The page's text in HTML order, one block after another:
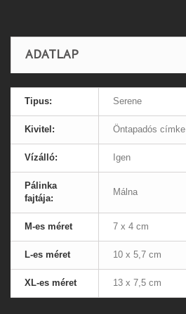
ADATLAP
Tipus: Serene
Kivitel: Öntapadós címke
Vízálló: Igen
Pálinka
fajtája:
Málna
M-es méret 7 x 4 cm
L-es méret 10 x 5,7 cm
XL-es méret 13 x 7,5 cm